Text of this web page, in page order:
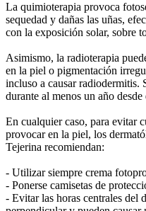
La quimioterapia provoca
sequedad y dañas las uñas,
con la exposición solar, sobre
Asimismo, la radioterapia
en la piel o pigmentación
incluso a causar radiodermitis.
durante al menos un año
En cualquier caso, para evitar
provocar en la piel, los
Tejerina recomiendan:
- Utilizar siempre crema
- Ponerse camisetas de
- Evitar las horas centrales del